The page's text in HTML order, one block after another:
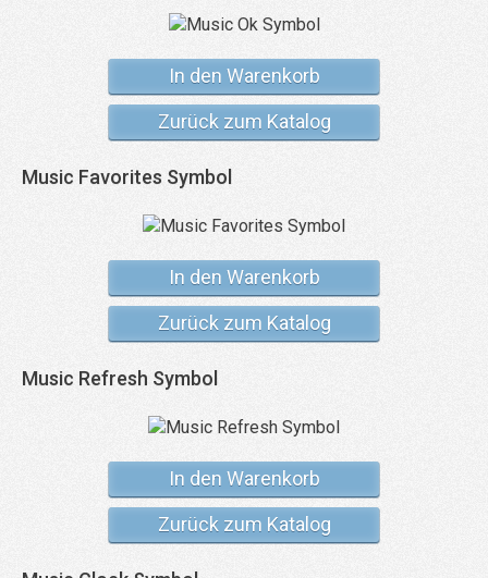
In den Warenkorb
Zurück zum Katalog
Music Favorites Symbol
In den Warenkorb
Zurück zum Katalog
Music Refresh Symbol
In den Warenkorb
Zurück zum Katalog